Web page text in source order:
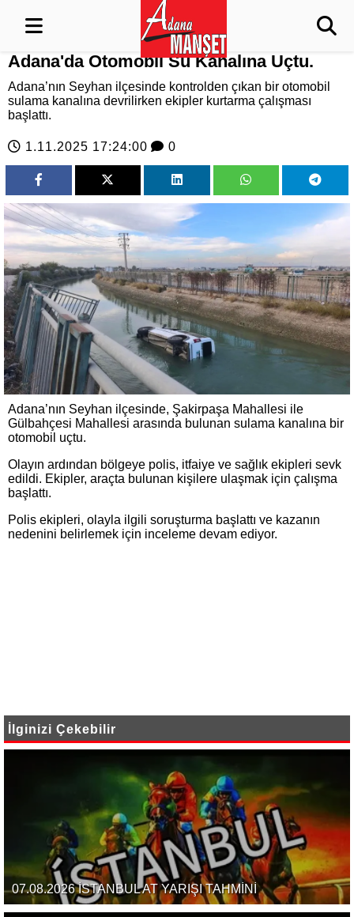
Adana'da Otomobil Su Kanalına Uçtu.
Adana’nın Seyhan ilçesinde kontrolden çıkan bir otomobil
sulama kanalına devrilirken ekipler kurtarma çalışması
başlattı.
1.11.2025 17:24:00 0
Adana’nın Seyhan ilçesinde, Şakirpaşa Mahallesi ile
Gülbahçesi Mahallesi arasında bulunan sulama kanalına bir
otomobil uçtu.
Olayın ardından bölgeye polis, itfaiye ve sağlık ekipleri sevk
edildi. Ekipler, araçta bulunan kişilere ulaşmak için çalışma
başlattı.
Polis ekipleri, olayla ilgili soruşturma başlattı ve kazanın
nedenini belirlemek için inceleme devam ediyor.
İlginizi Çekebilir
07.08.2026 İSTANBUL AT YARIŞI TAHMİNİ